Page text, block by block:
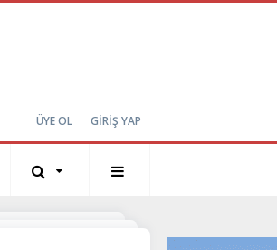
ÜYE OL GİRİŞ YAP